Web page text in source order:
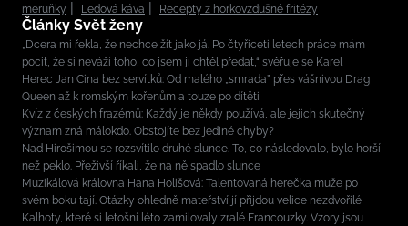
meruňky
Ledová káva Recepty z horkovzdušné fritézy
Články Svět ženy
„Dcera mi řekla, že nechce žít jako já. Po čtyřiceti letech práce mám
pocit, že si neváží toho, co jsem jí chtěl předat,“ svěřuje se Karel
Herec Jan Cina bez servítků: Od malého „smrada” přes vášnivou Drag
Queen až k romským kořenům a touze po dítěti
Kvíz z českých frazémů: Každý je někdy používá, ale jejich skutečný
význam zná málokdo. Obstojíte bez jediné chyby?
Nad Hirošimou se rozsvítilo druhé slunce. To, co následovalo, bylo horší
než peklo. Přeživší říkali, že na ně spadlo slunce
Muzikálová královna Hana Holišová: Talentovaná herečka muže po
svém boku tají. Otázky ohledně mateřství jí přijdou velice nezdvořilé
Kalhoty, které si letošní léto zamilovaly zralé Francouzky. Vzory jsou